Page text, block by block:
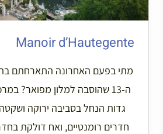
Manoir d’Hautegente
מתי בפעם האחרונה התארחתם
ה-13 שהוסבה למלון מפואר?
גדות הנחל בסביבה ירוקה
חדרים רומנטיים, ואח דולקת